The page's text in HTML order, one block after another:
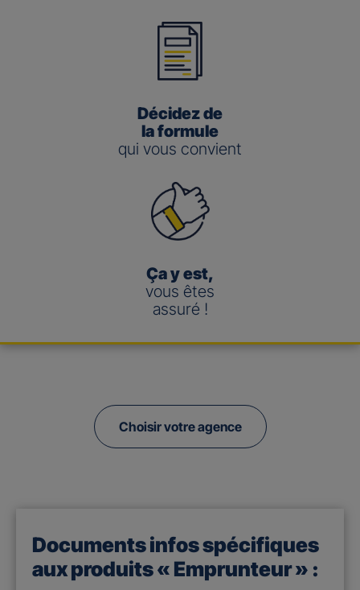
Décidez de
la formule
qui vous convient
Ça y est,
vous êtes
assuré !
Choisir votre agence
Documents infos spécifiques
aux produits « Emprunteur » :